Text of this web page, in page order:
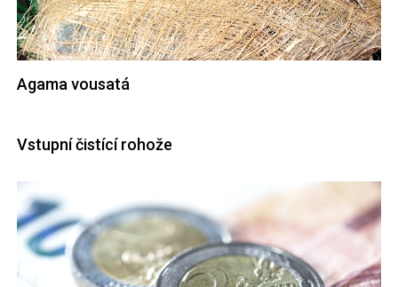
Agama vousatá
Vstupní čistící rohože